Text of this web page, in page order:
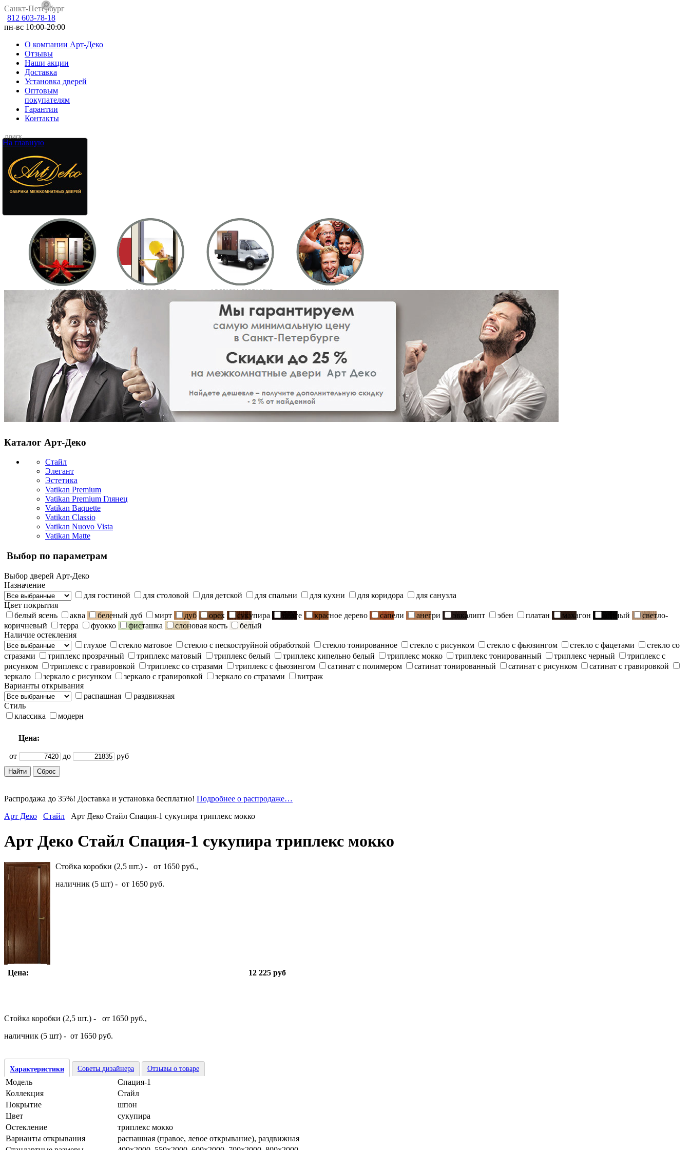
Санкт-Петербург
812 603-78-18
пн-вс 10:00-20:00
О компании Арт-Деко
Отзывы
Наши акции
Доставка
Установка дверей
Оптовым
покупателям
Гарантии
Контакты
На главную
Каталог Арт-Деко
Стайл
Элегант
Эстетика
Vatikan Premium
Vatikan Premium Глянец
Vatikan Baquette
Vatikan Classio
Vatikan Nuovo Vista
Vatikan Matte
Выбор по параметрам
Выбор дверей Арт-Деко
Назначение
для гостиной
для столовой для детской для спальни для кухни для коридора
для санузла
Цвет покрытия
белый ясень
аква беленый дуб мирт дуб орех сукупира венге красное дерево сапели анегри эвкалипт эбен платан махагон черный
светло-
коричневый
терра фуокко фисташка слоновая кость
белый
Наличие остекления
глухое
стекло матовое стекло с пескоструйной обработкой стекло тонированное стекло с рисунком стекло с фьюзингом стекло с фацетами
стекло со
стразами
триплекс прозрачный триплекс матовый триплекс белый триплекс кипельно белый триплекс мокко триплекс тонированный триплекс черный
триплекс с
рисунком
триплекс с гравировкой триплекс со стразами триплекс с фьюзингом сатинат с полимером сатинат тонированный сатинат с рисунком
сатинат с гравировкой
зеркало
зеркало с рисунком зеркало с гравировкой зеркало со стразами
витраж
Варианты открывания
распашная
раздвижная
Стиль
классика
модерн
Цена:
от до руб
Распродажа до 35%! Доставка и установка бесплатно! Подробнее о распродаже…
Арт Деко
Стайл Арт Деко Стайл Спация-1 сукупира триплекс мокко
Арт Деко Стайл Спация-1 сукупира триплекс мокко
Стойка коробки (2,5 шт.) - от 1650 руб.,
наличник (5 шт) - от 1650 руб.
Цена: 12 225 руб
Стойка коробки (2,5 шт.) - от 1650 руб.,
наличник (5 шт) - от 1650 руб.
Характеристики Советы дизайнера Отзывы о товаре
Модель
Спация-1
Коллекция
Стайл
Покрытие
шпон
Цвет
сукупира
Остекление
триплекс мокко
Варианты открывания
распашная (правое, левое открывание), раздвижная